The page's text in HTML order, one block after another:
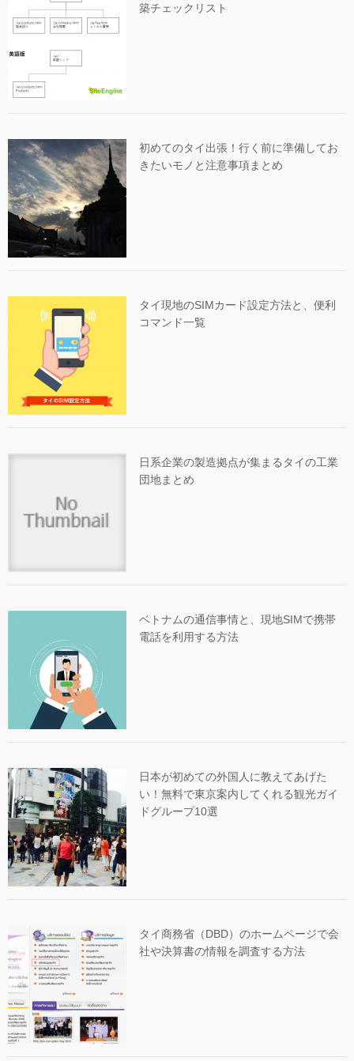
築チェックリスト
初めてのタイ出張！行く前に準備してお
きたいモノと注意事項まとめ
タイ現地のSIMカード設定方法と、便利
コマンド一覧
日系企業の製造拠点が集まるタイの工業
団地まとめ
ベトナムの通信事情と、現地SIMで携帯
電話を利用する方法
日本が初めての外国人に教えてあげた
い！無料で東京案内してくれる観光ガイ
ドグループ10選
タイ商務省（DBD）のホームページで会
社や決算書の情報を調査する方法